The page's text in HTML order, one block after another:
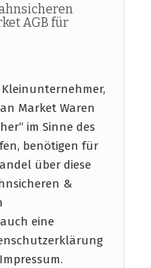
AGB für
Market Waren
im Sinne des
benötigen für
über diese
&
eine